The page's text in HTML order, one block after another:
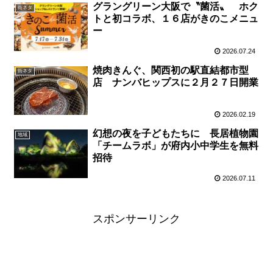
街ネタ
グラングリーン大阪で〝菌活〟 ホク
トと初コラボ、１６店がきのこメニュ
ー
2026.07.24
街ネタ
焼肉きんぐ、関西初の駅直結都市型
店 ナンバヒップスに２月２７日開業
2026.02.19
地域
幻想の夜を子どもたちに 長居植物園
「チームラボ」が府内小中学生を無料
招待
2026.07.11
スポンサーリンク